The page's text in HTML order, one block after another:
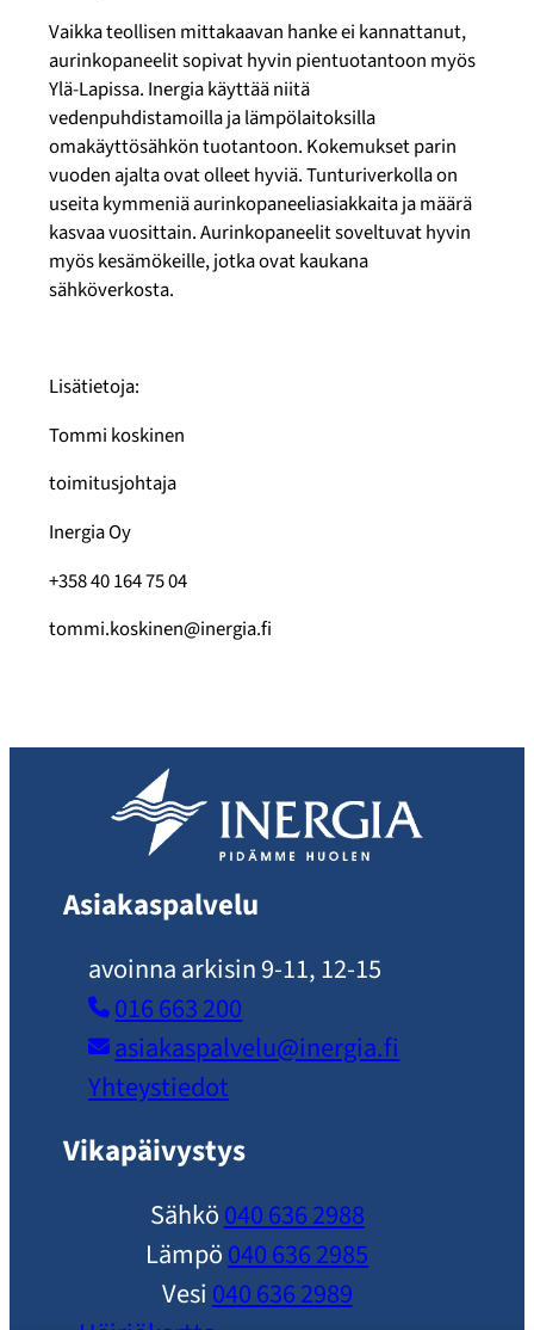
Vaikka teollisen mittakaavan hanke ei kannattanut,
aurinkopaneelit sopivat hyvin pientuotantoon myös
Ylä-Lapissa. Inergia käyttää niitä
vedenpuhdistamoilla ja lämpölaitoksilla
omakäyttösähkön tuotantoon. Kokemukset parin
vuoden ajalta ovat olleet hyviä. Tunturiverkolla on
useita kymmeniä aurinkopaneeliasiakkaita ja määrä
kasvaa vuosittain. Aurinkopaneelit soveltuvat hyvin
myös kesämökeille, jotka ovat kaukana
sähköverkosta.
Lisätietoja:
Tommi koskinen
toimitusjohtaja
Inergia Oy
+358 40 164 75 04
tommi.koskinen@inergia.fi
Asiakaspalvelu
avoinna arkisin 9-11, 12-15
016 663 200
asiakaspalvelu​@inergia.fi
Yhteystiedot
Vikapäivystys
Sähkö040 636 2988
Lämpö040 636 2985
Vesi 040 636 2989